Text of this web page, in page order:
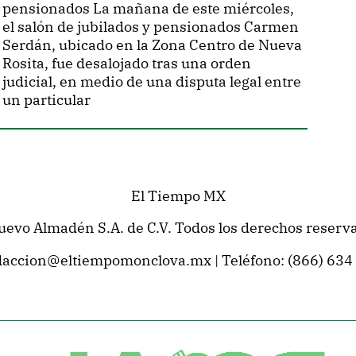
pensionados La mañana de este miércoles,
el salón de jubilados y pensionados Carmen
Serdán, ubicado en la Zona Centro de Nueva
Rosita, fue desalojado tras una orden
judicial, en medio de una disputa legal entre
un particular
El Tiempo MX
Almadén S.A. de C.V. Todos los derechos
| Teléfono: (866)